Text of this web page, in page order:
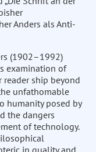
Anders als Anti-
(1902–1992)
examination of
ship beyond
unfathomable
humanity posed by
the dangers
of technology.